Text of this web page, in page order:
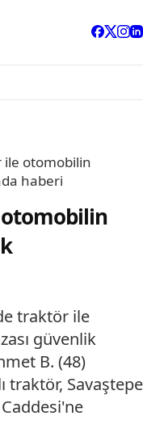
ile otomobilin
haberi
otomobilin
traktör ile
güvenlik
B. (48)
traktör, Savaştepe